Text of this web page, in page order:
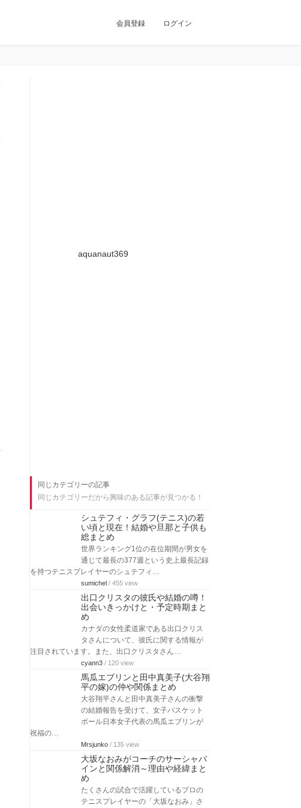
会員登録 ログイン
aquanaut369
同じカテゴリーの記事
同じカテゴリーだから興味のある記事が見つかる！
シュテフィ・グラフ(テニス)の若
い頃と現在！結婚や旦那と子供も
総まとめ
世界ランキング1位の在位期間が男女を
通じて最長の377週という史上最長記録
を持つテニスプレイヤーのシュテフィ…
sumichel / 455 view
出口クリスタの彼氏や結婚の噂！
出会いきっかけと・予定時期まと
め
カナダの女性柔道家である出口クリス
タさんについて、彼氏に関する情報が
注目されています。また、出口クリスタさん…
cyann3 / 120 view
馬瓜エブリンと田中真美子(大谷翔
平の嫁)の仲や関係まとめ
大谷翔平さんと田中真美子さんの衝撃
の結婚報告を受けて、女子バスケット
ボール日本女子代表の馬瓜エブリンが
祝福の…
Mrsjunko / 135 view
大坂なおみがコーチのサーシャバ
インと関係解消～理由や経緯まと
め
たくさんの試合で活躍しているプロの
テニスプレイヤーの「大坂なおみ」さ